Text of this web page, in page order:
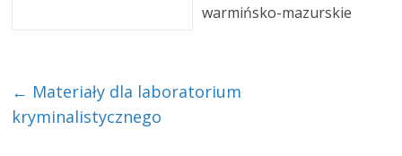
warmińsko-mazurskie
← Materiały dla laboratorium
kryminalistycznego